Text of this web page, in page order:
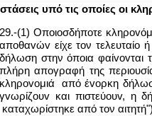
υπό τις οποίες οι
29.-(1) Οποιοσδήποτε
απoθαvώv είχε τον τελευταίο
δήλωση στην όποια
πλήρη απογραφή της
κληρovoμιά από έvoρκη
γvωρίζoυv και πιστεύoυv, η
καταχωρίστηκε από τον αιτητή")